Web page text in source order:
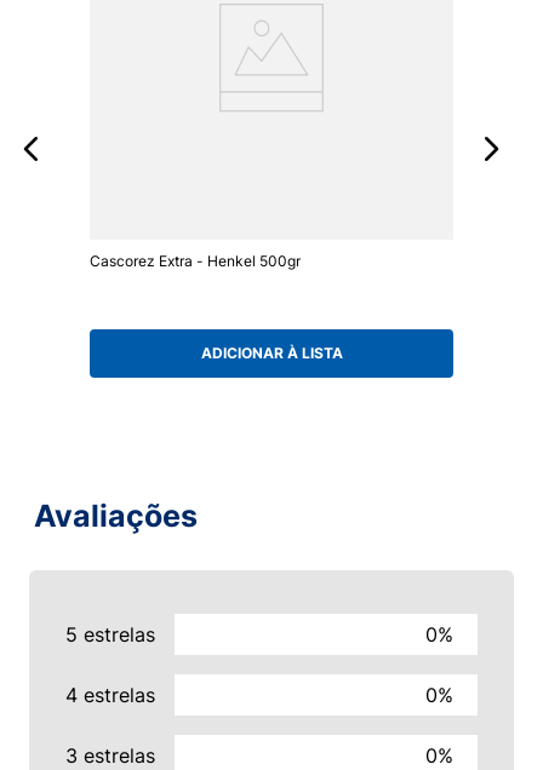
Cascorez Extra - Henkel 500gr
ADICIONAR À LISTA
Avaliações
5 estrelas 0%
4 estrelas 0%
3 estrelas 0%